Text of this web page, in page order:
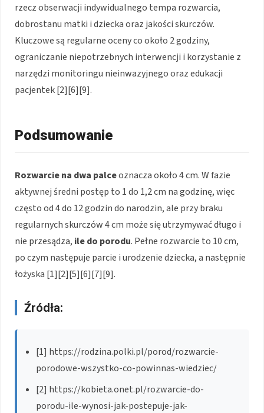
rzecz obserwacji indywidualnego tempa rozwarcia,
dobrostanu matki i dziecka oraz jakości skurczów.
Kluczowe są regularne oceny co około 2 godziny,
ograniczanie niepotrzebnych interwencji i korzystanie z
narzędzi monitoringu nieinwazyjnego oraz edukacji
pacjentek [2][6][9].
Podsumowanie
Rozwarcie na dwa palceoznacza około 4 cm. W fazie
aktywnej średni postęp to 1 do 1,2 cm na godzinę, więc
często od 4 do 12 godzin do narodzin, ale przy braku
regularnych skurczów 4 cm może się utrzymywać długo i
nie przesądza, ile do porodu. Pełne rozwarcie to 10 cm,
po czym następuje parcie i urodzenie dziecka, a następnie
łożyska [1][2][5][6][7][9].
Źródła:
[1] https://rodzina.polki.pl/porod/rozwarcie-
porodowe-wszystko-co-powinnas-wiedziec/
[2] https://kobieta.onet.pl/rozwarcie-do-
porodu-ile-wynosi-jak-postepuje-jak-